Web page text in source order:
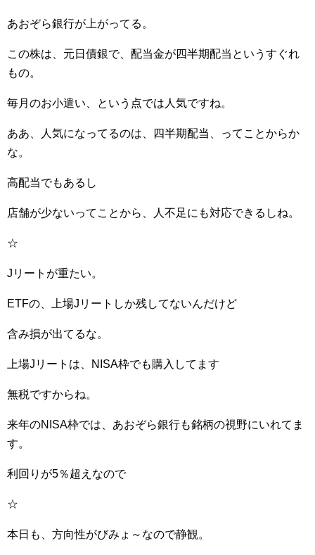
あおぞら銀行が上がってる。
この株は、元日債銀で、配当金が四半期配当というすぐれ
もの。
毎月のお小遣い、という点では人気ですね。
ああ、人気になってるのは、四半期配当、ってことからか
な。
高配当でもあるし
店舗が少ないってことから、人不足にも対応できるしね。
☆
Jリートが重たい。
ETFの、上場Jリートしか残してないんだけど
含み損が出てるな。
上場Jリートは、NISA枠でも購入してます
無税ですからね。
来年のNISA枠では、あおぞら銀行も銘柄の視野にいれてま
す。
利回りが5％超えなので
☆
本日も、方向性がびみょ～なので静観。